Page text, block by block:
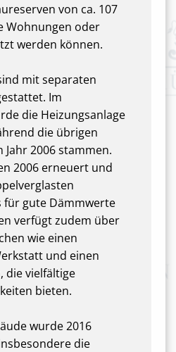
von ca. 107
Wohnungen oder
werden können.
mit separaten
Im
die Heizungsanlage
die übrigen
2006 stammen.
2006 erneuert und
für gute Dämmwerte
verfügt zudem über
wie einen
und einen
die vielfältige
bieten.
wurde 2016
die